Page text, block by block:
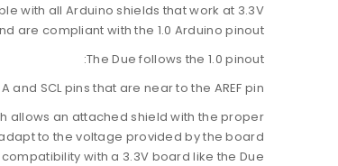
with all Arduino shields that work at 3.3V
are compliant with the 1.0 Arduino pinout.
The Due follows the 1.0 pinout:
and SCL pins that are near to the AREF pin.
allows an attached shield with the proper
to the voltage provided by the board.
with a 3.3V board like the Due